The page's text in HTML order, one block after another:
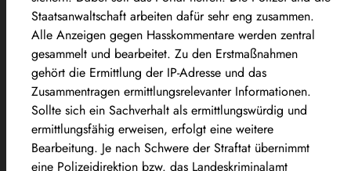
Staatsanwaltschaft arbeiten dafür sehr eng zusammen.
Alle Anzeigen gegen Hasskommentare werden zentral
gesammelt und bearbeitet. Zu den Erstmaßnahmen
gehört die Ermittlung der IP-Adresse und das
Zusammentragen ermittlungsrelevanter Informationen.
Sollte sich ein Sachverhalt als ermittlungswürdig und
ermittlungsfähig erweisen, erfolgt eine weitere
Bearbeitung. Je nach Schwere der Straftat übernimmt
eine Polizeidirektion bzw. das Landeskriminalamt